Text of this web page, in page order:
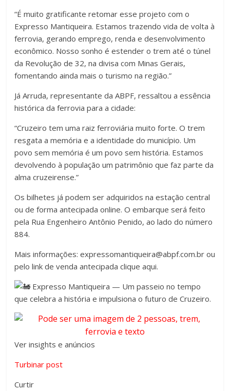
“É muito gratificante retomar esse projeto com o
Expresso Mantiqueira. Estamos trazendo vida de volta à
ferrovia, gerando emprego, renda e desenvolvimento
econômico. Nosso sonho é estender o trem até o túnel
da Revolução de 32, na divisa com Minas Gerais,
fomentando ainda mais o turismo na região.”
Já Arruda, representante da ABPF, ressaltou a essência
histórica da ferrovia para a cidade:
“Cruzeiro tem uma raiz ferroviária muito forte. O trem
resgata a memória e a identidade do município. Um
povo sem memória é um povo sem história. Estamos
devolvendo à população um patrimônio que faz parte da
alma cruzeirense.”
Os bilhetes já podem ser adquiridos na estação central
ou de forma antecipada online. O embarque será feito
pela Rua Engenheiro Antônio Penido, ao lado do número
884.
Mais informações: expressomantiqueira@abpf.com.br ou
pelo link de venda antecipada clique aqui.
Expresso Mantiqueira — Um passeio no tempo
que celebra a história e impulsiona o futuro de Cruzeiro.
Ver insights e anúncios
Turbinar post
Curtir